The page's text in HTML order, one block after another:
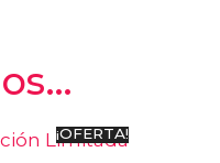
¡OFERTA!